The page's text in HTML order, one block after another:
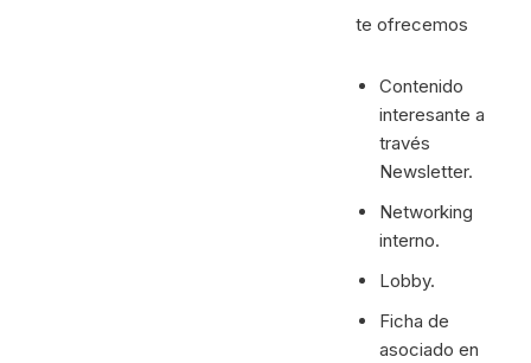
te ofrecemos
Contenido
interesante a
través
Newsletter.
Networking
interno.
Lobby.
Ficha de
asociado en